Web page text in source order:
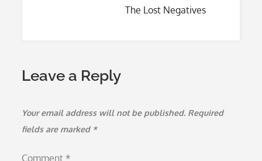
The Lost Negatives
Leave a Reply
Your email address will not be published. Required
fields are marked *
Comment *